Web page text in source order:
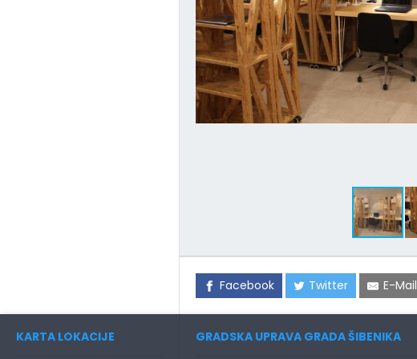
Facebook Twitter E-Mail
KARTA LOKACIJE GRADSKA UPRAVA GRADA ŠIBENIKA